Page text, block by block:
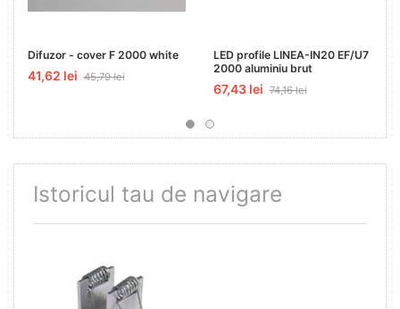
Difuzor - cover F 2000 white
41,62 lei 45,79 lei
LED profile LINEA-IN20 EF/U7
2000 aluminiu brut
67,43 lei 74,16 lei
Istoricul tau de navigare